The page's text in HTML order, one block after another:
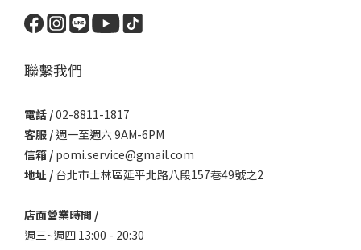
聯繫我們
電話 /02-8811-1817
客服 /週一至週六 9AM-6PM
信箱 / pomi.service@gmail.com
地址 / 台北市士林區延平北路八段157巷49號之2
店面營業時間 /
週三~週四 13:00 - 20:30